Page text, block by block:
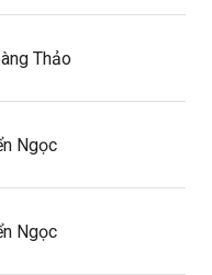
Thảo
Ngọc
bao
Ngọc